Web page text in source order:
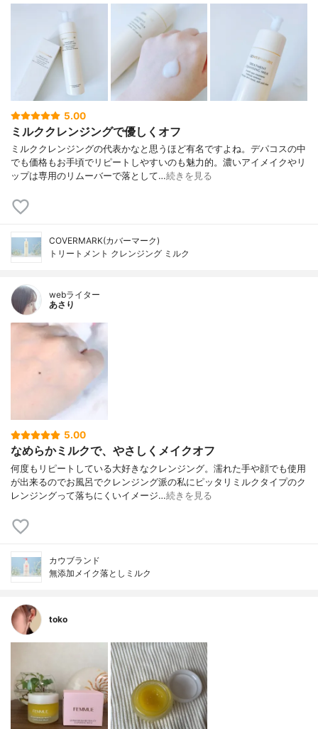
5.00
ミルククレンジングで優しくオフ
ミルククレンジングの代表かなと思うほど有名ですよね。デパコスの中
でも価格もお手頃でリピートしやすいのも魅力的。濃いアイメイクやリ
ップは専用のリムーバーで落として…続きを見る
COVERMARK(カバーマーク)
トリートメント クレンジング ミルク
webライター
あさり
5.00
なめらかミルクで、やさしくメイクオフ
何度もリピートしている大好きなクレンジング。濡れた手や顔でも使用
が出来るのでお風呂でクレンジング派の私にピッタリミルクタイプのク
レンジングって落ちにくいイメージ…続きを見る
カウブランド
無添加メイク落としミルク
toko